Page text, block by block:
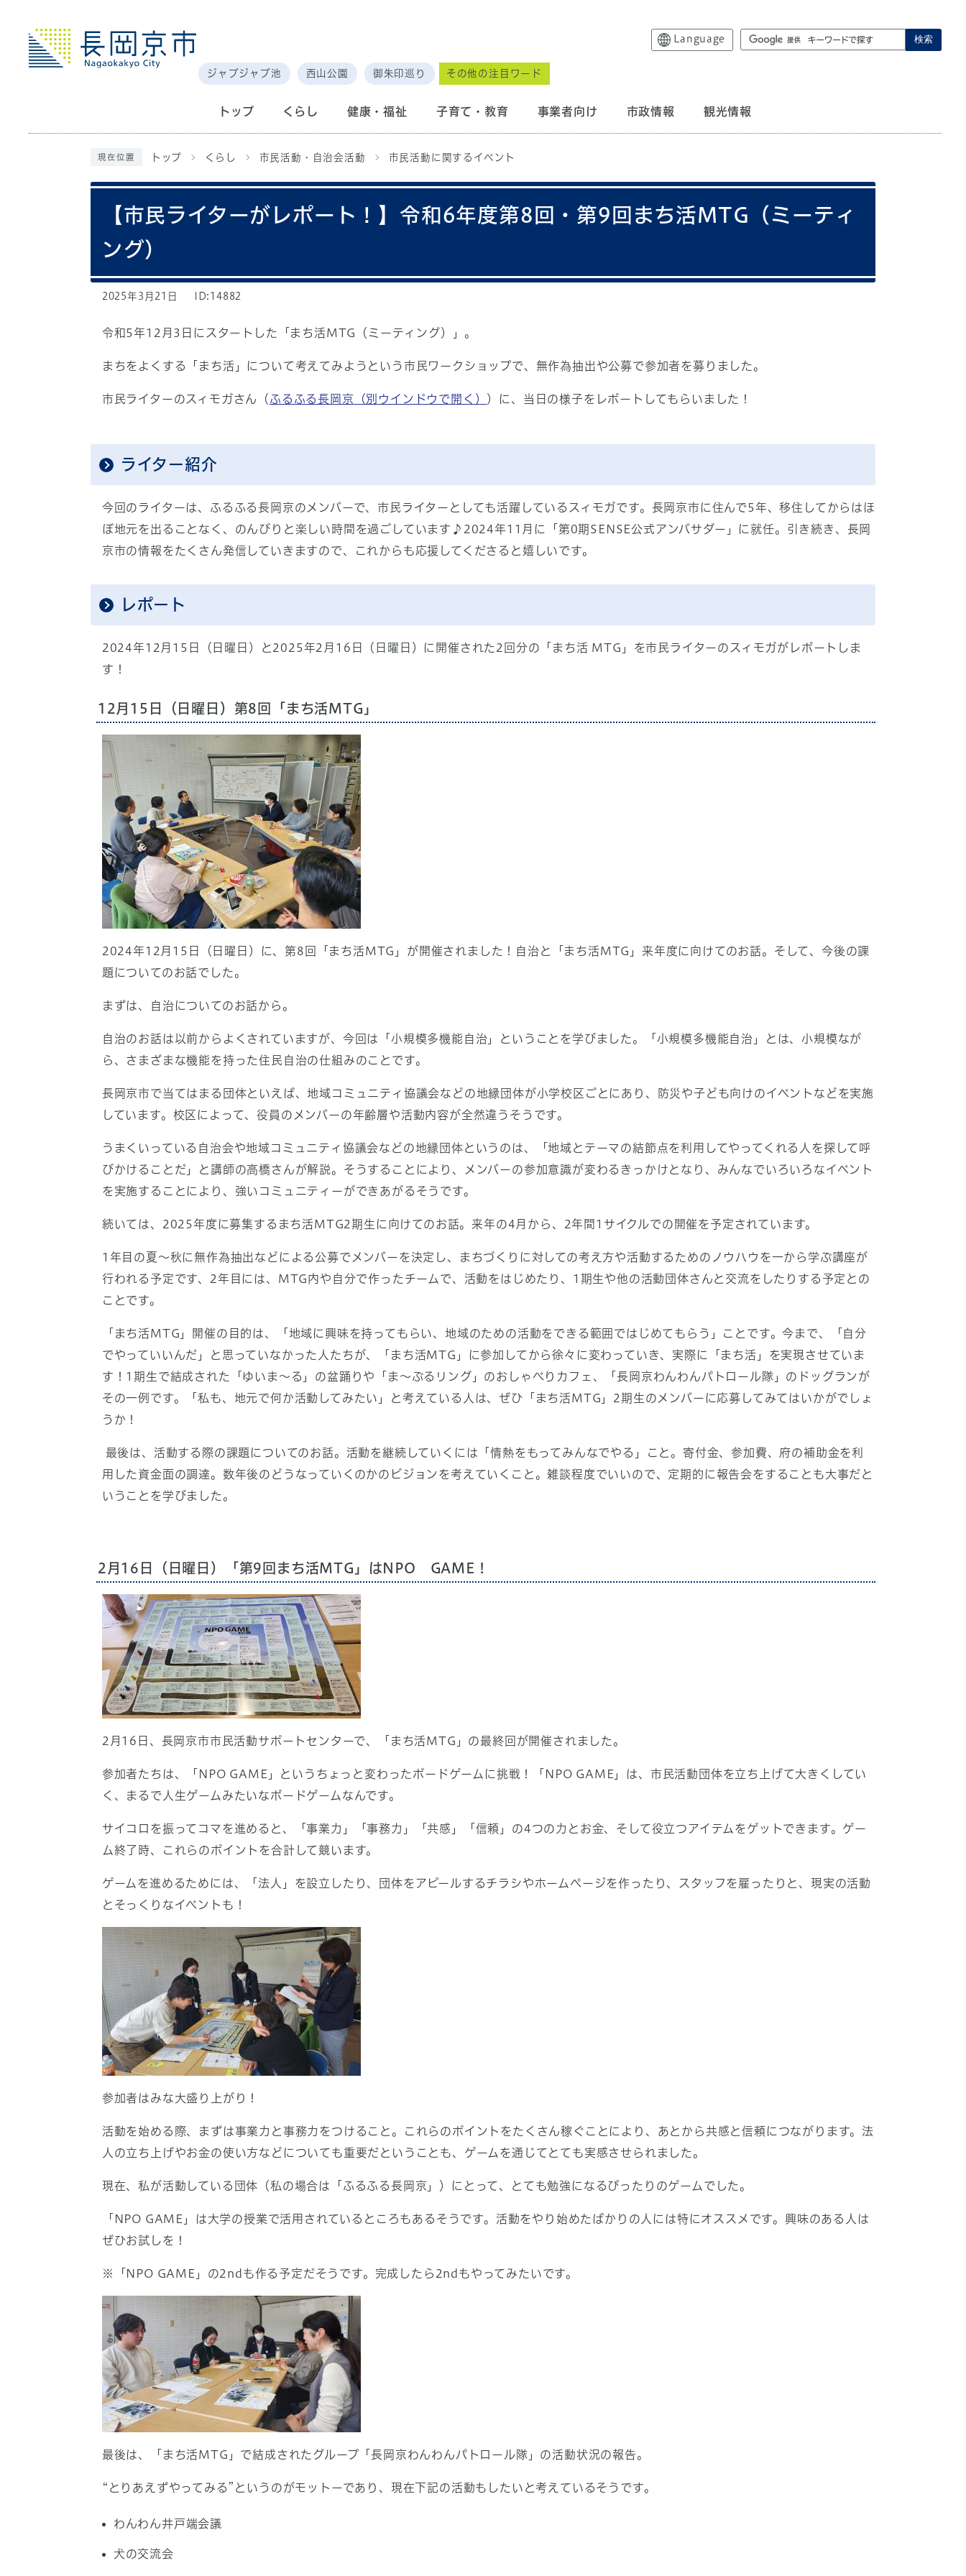
Language 検索
ジャブジャブ池 西山公園 御朱印巡り その他の注目ワード
トップ くらし 健康・福祉 子育て・教育 事業者向け 市政情報 観光情報
現在位置 トップ くらし 市民活動・自治会活動 市民活動に関するイベント
【市民ライターがレポート！】令和6年度第8回・第9回まち活MTG（ミーティ
ング）
2025年3月21日 ID:14882
令和5年12月3日にスタートした「まち活MTG（ミーティング）」。
まちをよくする「まち活」について考えてみようという市民ワークショップで、無作為抽出や公募で参加者を募りました。
市民ライターのスィモガさん（ ふるふる長岡京 （別ウインドウで開く） ）に、当日の様子をレポートしてもらいました！
ライター紹介
今回のライターは、ふるふる長岡京のメンバーで、市民ライターとしても活躍しているスィモガです。長岡京市に住んで5年、移住してからはほ
ぼ地元を出ることなく、のんびりと楽しい時間を過ごしています♪2024年11月に「第0期SENSE公式アンバサダー」に就任。引き続き、長岡
京市の情報をたくさん発信していきますので、これからも応援してくださると嬉しいです。
レポート
2024年12月15日（日曜日）と2025年2月16日（日曜日）に開催された2回分の「まち活 MTG」を市民ライターのスィモガがレポートしま
す！
12月15日（日曜日）第8回「まち活MTG」
2024年12月15日（日曜日）に、第8回「まち活MTG」が開催されました！自治と「まち活MTG」来年度に向けてのお話。そして、今後の課
題についてのお話でした。
まずは、自治についてのお話から。
自治のお話は以前からよくされていますが、今回は「小規模多機能自治」ということを学びました。「小規模多機能自治」とは、小規模なが
ら、さまざまな機能を持った住民自治の仕組みのことです。
長岡京市で当てはまる団体といえば、地域コミュニティ協議会などの地縁団体が小学校区ごとにあり、防災や子ども向けのイベントなどを実施
しています。校区によって、役員のメンバーの年齢層や活動内容が全然違うそうです。
うまくいっている自治会や地域コミュニティ協議会などの地縁団体というのは、「地域とテーマの結節点を利用してやってくれる人を探して呼
びかけることだ」と講師の高橋さんが解説。そうすることにより、メンバーの参加意識が変わるきっかけとなり、みんなでいろいろなイベント
を実施することにより、強いコミュニティーができあがるそうです。
続いては、2025年度に募集するまち活MTG2期生に向けてのお話。来年の4月から、2年間1サイクルでの開催を予定されています。
1年目の夏～秋に無作為抽出などによる公募でメンバーを決定し、まちづくりに対しての考え方や活動するためのノウハウを一から学ぶ講座が
行われる予定です、2年目には、MTG内や自分で作ったチームで、活動をはじめたり、1期生や他の活動団体さんと交流をしたりする予定との
ことです。
「まち活MTG」開催の目的は、「地域に興味を持ってもらい、地域のための活動をできる範囲ではじめてもらう」ことです。今まで、「自分
でやっていいんだ」と思っていなかった人たちが、「まち活MTG」に参加してから徐々に変わっていき、実際に「まち活」を実現させていま
す！1期生で結成された「ゆいま～る」の盆踊りや「ま～ぶるリング」のおしゃべりカフェ、「長岡京わんわんパトロール隊」のドッグランが
その一例です。「私も、地元で何か活動してみたい」と考えている人は、ぜひ「まち活MTG」2期生のメンバーに応募してみてはいかがでしょ
うか！
最後は、活動する際の課題についてのお話。活動を継続していくには「情熱をもってみんなでやる」こと。寄付金、参加費、府の補助金を利
用した資金面の調達。数年後のどうなっていくのかのビジョンを考えていくこと。雑談程度でいいので、定期的に報告会をすることも大事だと
いうことを学びました。
2月16日（日曜日）「第9回まち活MTG」はNPO GAME！
2月16日、長岡京市市民活動サポートセンターで、「まち活MTG」の最終回が開催されました。
参加者たちは、「NPO GAME」というちょっと変わったボードゲームに挑戦！「NPO GAME」は、市民活動団体を立ち上げて大きくしてい
く、まるで人生ゲームみたいなボードゲームなんです。
サイコロを振ってコマを進めると、「事業力」「事務力」「共感」「信頼」の4つの力とお金、そして役立つアイテムをゲットできます。ゲー
ム終了時、これらのポイントを合計して競います。
ゲームを進めるためには、「法人」を設立したり、団体をアピールするチラシやホームページを作ったり、スタッフを雇ったりと、現実の活動
とそっくりなイベントも！
参加者はみな大盛り上がり！
活動を始める際、まずは事業力と事務力をつけること。これらのポイントをたくさん稼ぐことにより、あとから共感と信頼につながります。法
人の立ち上げやお金の使い方などについても重要だということも、ゲームを通じてとても実感させられました。
現在、私が活動している団体（私の場合は「ふるふる長岡京」）にとって、とても勉強になるぴったりのゲームでした。
「NPO GAME」は大学の授業で活用されているところもあるそうです。活動をやり始めたばかりの人には特にオススメです。興味のある人は
ぜひお試しを！
※「NPO GAME」の2ndも作る予定だそうです。完成したら2ndもやってみたいです。
最後は、「まち活MTG」で結成されたグループ「長岡京わんわんパトロール隊」の活動状況の報告。
“とりあえずやってみる”というのがモットーであり、現在下記の活動もしたいと考えているそうです。
わんわん井戸端会議
犬の交流会